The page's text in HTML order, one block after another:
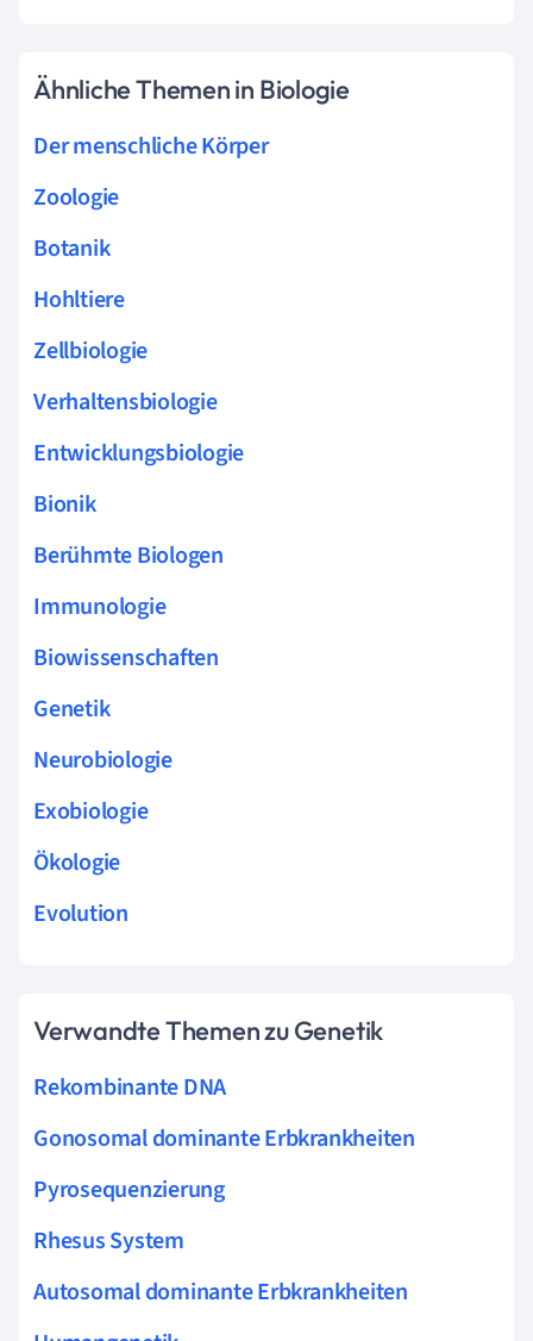
Ähnliche Themen in Biologie
Der menschliche Körper
Zoologie
Botanik
Hohltiere
Zellbiologie
Verhaltensbiologie
Entwicklungsbiologie
Bionik
Berühmte Biologen
Immunologie
Biowissenschaften
Genetik
Neurobiologie
Exobiologie
Ökologie
Evolution
Verwandte Themen zu Genetik
Rekombinante DNA
Gonosomal dominante Erbkrankheiten
Pyrosequenzierung
Rhesus System
Autosomal dominante Erbkrankheiten